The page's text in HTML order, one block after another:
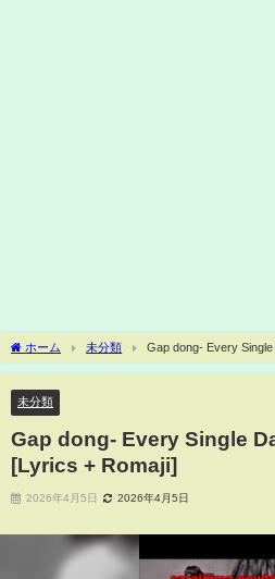
ホーム 未分類 Gap dong- Every
未分類
Gap dong- Every Single
[Lyrics + Romaji]
2026年4月5日 2026年4月5日